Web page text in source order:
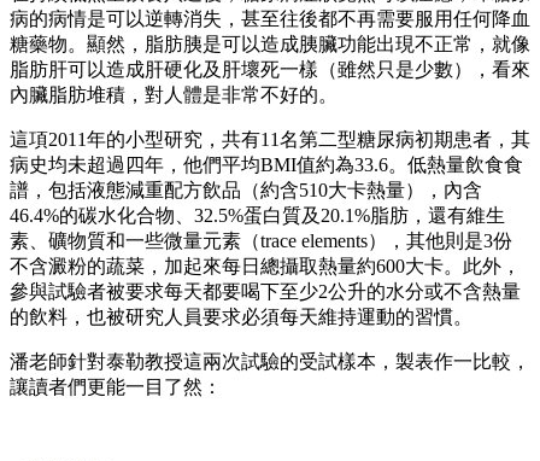
病的病情是可以逆轉消失，甚至往後都不再需要服用任何降血
糖藥物。顯然，脂肪胰是可以造成胰臟功能出現不正常，就像
脂肪肝可以造成肝硬化及肝壞死一樣（雖然只是少數），看來
內臟脂肪堆積，對人體是非常不好的。
這項2011年的小型研究，共有11名第二型糖尿病初期患者，其
病史均未超過四年，他們平均BMI值約為33.6。低熱量飲食食
譜，包括液態減重配方飲品（約含510大卡熱量），內含
46.4%的碳水化合物、32.5%蛋白質及20.1%脂肪，還有維生
素、礦物質和一些微量元素（trace elements），其他則是3份
不含澱粉的蔬菜，加起來每日總攝取熱量約600大卡。此外，
參與試驗者被要求每天都要喝下至少2公升的水分或不含熱量
的飲料，也被研究人員要求必須每天維持運動的習慣。
潘老師針對泰勒教授這兩次試驗的受試樣本，製表作一比較，
讓讀者們更能一目了然：